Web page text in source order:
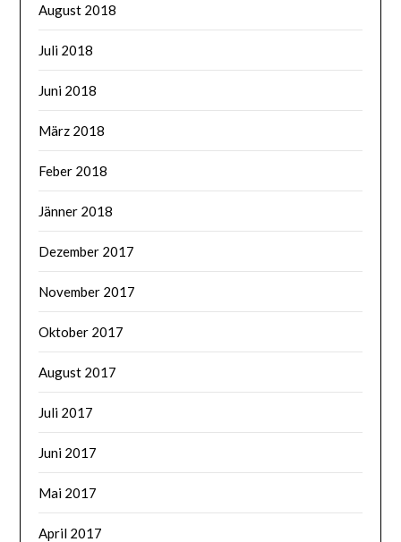
August 2018
Juli 2018
Juni 2018
März 2018
Feber 2018
Jänner 2018
Dezember 2017
November 2017
Oktober 2017
August 2017
Juli 2017
Juni 2017
Mai 2017
April 2017